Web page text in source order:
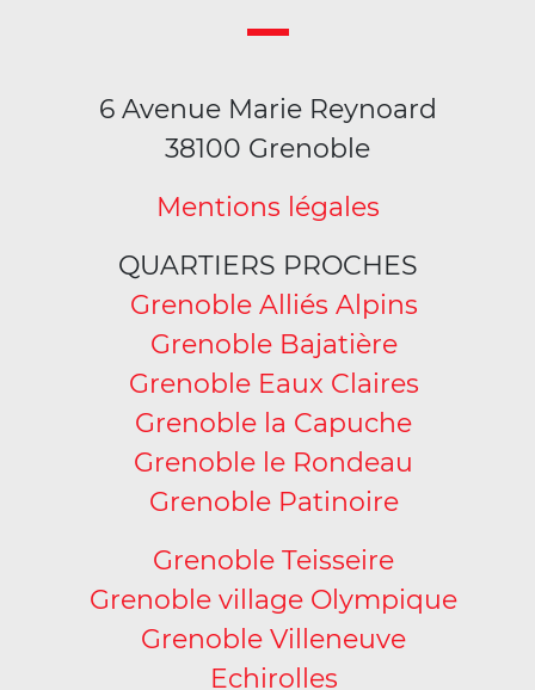
6 Avenue Marie Reynoard
38100 Grenoble
Mentions légales
QUARTIERS PROCHES
Grenoble Alliés Alpins
Grenoble Bajatière
Grenoble Eaux Claires
Grenoble la Capuche
Grenoble le Rondeau
Grenoble Patinoire
Grenoble Teisseire
Grenoble village Olympique
Grenoble Villeneuve
Echirolles